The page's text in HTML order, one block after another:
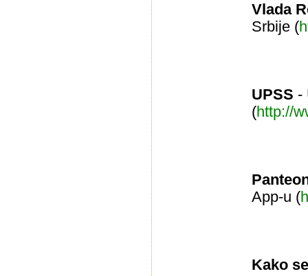
Vlada
Srbije (
UPSS -
(http://
App-u (
Kako